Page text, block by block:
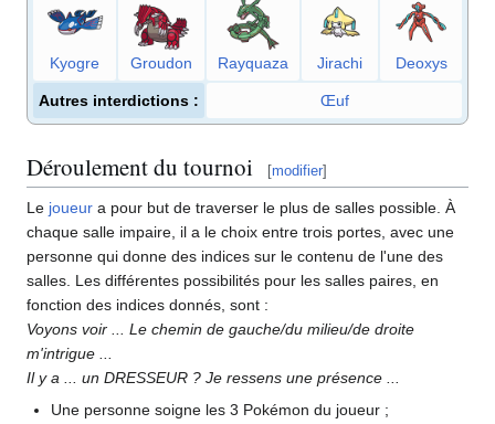
Kyogre Groudon Rayquaza Jirachi Deoxys
Autres interdictions : Œuf
Déroulement du tournoi [modifier]
Le joueur a pour but de traverser le plus de salles possible. À
chaque salle impaire, il a le choix entre trois portes, avec une
personne qui donne des indices sur le contenu de l'une des
salles. Les différentes possibilités pour les salles paires, en
fonction des indices donnés, sont :
Voyons voir ... Le chemin de gauche/du milieu/de droite
m'intrigue ...
Il y a ... un DRESSEUR ? Je ressens une présence ...
Une personne soigne les 3 Pokémon du joueur ;